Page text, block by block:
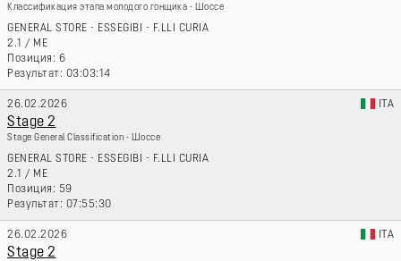
Классификация этапа молодого гонщика - Шоссе
GENERAL STORE - ESSEGIBI - F.LLI CURIA
2.1 / ME
6
03:03:14
26.02.2026 ITA
Stage 2
Stage General Classification - Шоссе
GENERAL STORE - ESSEGIBI - F.LLI CURIA
2.1 / ME
59
07:55:30
26.02.2026 ITA
Stage 2